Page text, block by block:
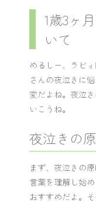
1歳3ヶ
いて
めるしー、ラビ
さんの夜泣きに
変だよね。夜泣
いこうね。
夜泣きの
まず、夜泣きの
言葉を理解し始
おすすめだよ。